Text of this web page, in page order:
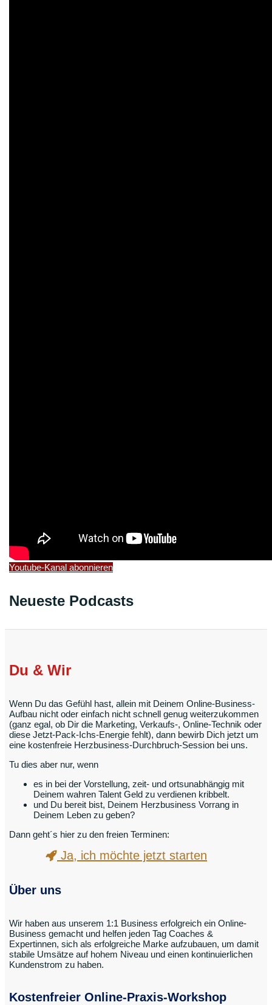
Youtube-Kanal abonnieren
Neueste Podcasts
Du & Wir
Wenn Du das Gefühl hast, allein mit Deinem Online-Business-
Aufbau nicht oder einfach nicht schnell genug weiterzukommen
(ganz egal, ob Dir die Marketing, Verkaufs-, Online-Technik oder
diese Jetzt-Pack-Ichs-Energie fehlt), dann bewirb Dich jetzt um
eine kostenfreie Herzbusiness-Durchbruch-Session bei uns.
Tu dies aber nur, wenn
es in bei der Vorstellung, zeit- und ortsunabhängig mit
Deinem wahren Talent Geld zu verdienen kribbelt.
und Du bereit bist, Deinem Herzbusiness Vorrang in
Deinem Leben zu geben?
Dann geht´s hier zu den freien Terminen:
Ja, ich möchte jetzt starten
Über uns
Wir haben aus unserem 1:1 Business erfolgreich ein Online-
Business gemacht und helfen jeden Tag Coaches &
Expertinnen, sich als erfolgreiche Marke aufzubauen, um damit
stabile Umsätze auf hohem Niveau und einen kontinuierlichen
Kundenstrom zu haben.
Kostenfreier Online-Praxis-Workshop